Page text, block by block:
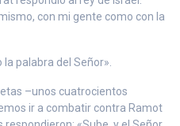
con mi gente como con la
palabra del Señor».
–unos cuatrocientos
ir a combatir contra Ramot